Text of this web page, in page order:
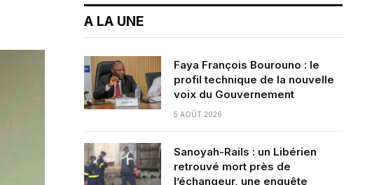
A LA UNE
Faya François Bourouno : le
profil technique de la nouvelle
voix du Gouvernement
5 AOÛT 2026
Sanoyah-Rails : un Libérien
retrouvé mort près de
l’échangeur, une enquête